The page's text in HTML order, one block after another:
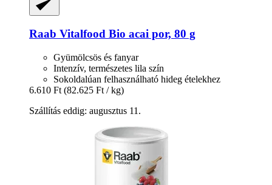
Raab Vitalfood Bio acai por, 80 g
Gyümölcsös és fanyar
Intenzív, természetes lila szín
Sokoldalúan felhasználható hideg ételekhez
6.610 Ft (82.625 Ft / kg)
Szállítás eddig: augusztus 11.